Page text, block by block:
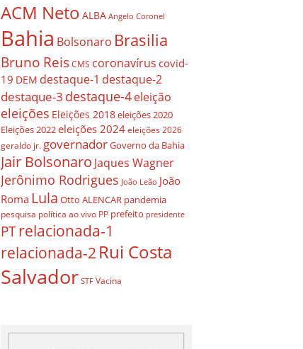
ACM Neto ALBA Angelo Coronel
Bahia Bolsonaro Brasilia
Bruno ReisCMS coronavírus covid-
19 DEM destaque-1 destaque-2
destaque-3 destaque-4eleição
eleições Eleições 2018eleições 2020
Eleições 2022eleições 2024 eleições 2026
geraldo jr. governadorGoverno da Bahia
Jair Bolsonaro Jaques Wagner
Jerônimo Rodrigues João Leão João
Roma Lula Otto ALENCAR pandemia
pesquisa política ao vivo PP prefeito presidente
PTrelacionada-1
relacionada-2 Rui Costa
Salvador STF Vacina